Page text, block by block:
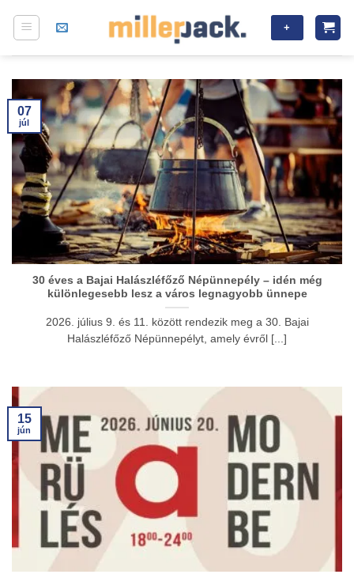
+
30 éves a Bajai Halászléfőző Népünnepély – idén még
különlegesebb lesz a város legnagyobb ünnepe
2026. július 9. és 11. között rendezik meg a 30. Bajai
Halászléfőző Népünnepélyt, amely évről [...]
07
júl
15
jún